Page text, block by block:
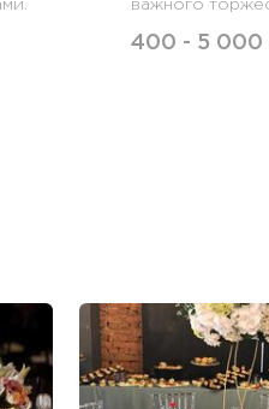
важного
400 - 5 000